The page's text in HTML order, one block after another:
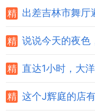
出差吉林市舞厅
说说今天的夜色
直达1小时，大
这个J辉庭的店